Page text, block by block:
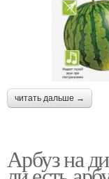
читать дальше →
Арбуз на